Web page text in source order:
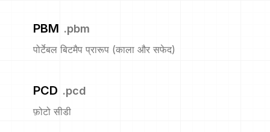
PBM .pbm
पोर्टेबल बिटमैप प्रारूप (काला और सफेद)
PCD .pcd
फ़ोटो सीडी